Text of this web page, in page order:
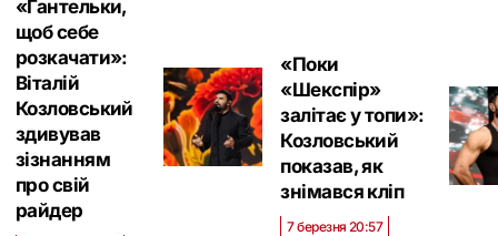
«Гантельки,
щоб себе
розкачати»:
Віталій
Козловський
здивував
зізнанням
про свій
райдер
«‎Поки
«‎Шекспір»
залітає у топи»:
Козловський
показав, як
знімався кліп
7 березня 20:57